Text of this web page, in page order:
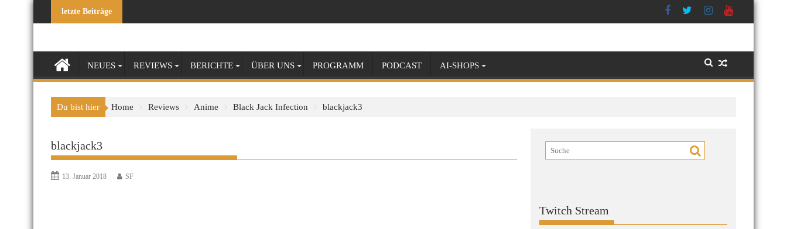
letzte Beiträge
NEUES REVIEWS BERICHTE ÜBER UNS PROGRAMM PODCAST AI-SHOPS
Du bist hier Home Reviews Anime Black Jack Infection blackjack3
blackjack3
13. Januar 2018 SF
Twitch Stream